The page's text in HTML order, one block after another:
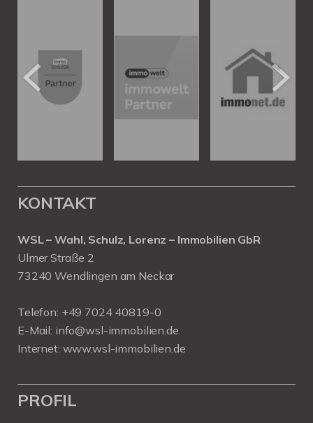
KONTAKT
WSL – Wahl, Schulz, Lorenz – Immobilien GbR
Ulmer Straße 2
73240 Wendlingen am Neckar
Telefon: +49 7024 40819-0
E-Mail: info@wsl-immobilien.de
Internet: www.wsl-immobilien.de
PROFIL